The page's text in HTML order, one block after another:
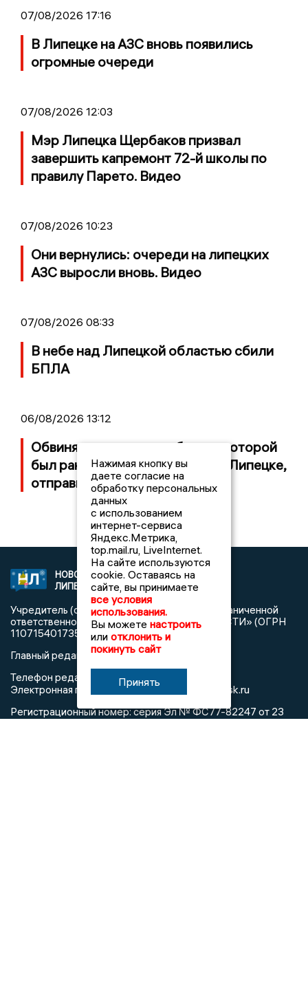
07/08/2026 17:16
В Липецке на АЗС вновь появились
огромные очереди
07/08/2026 12:03
Мэр Липецка Щербаков призвал
завершить капремонт 72-й школы по
правилу Парето. Видео
07/08/2026 10:23
Они вернулись: очереди на липецких
АЗС выросли вновь. Видео
07/08/2026 08:33
В небе над Липецкой областью сбили
БПЛА
06/08/2026 13:12
Обвиняемого в стрельбе, при которой
был ранен 8-летний ребенок в Липецке,
отправили в СИЗО
НОВОСТИ
ЛИПЕЦКА
2021 © NEWSLIPETSK.RU | СИ
«Новости Липецка»
Учредитель (соучредители): Общество с ограниченной
ответственностью «РЕГИОНАЛЬНЫЕ НОВОСТИ» (ОГРН
1107154017354)
Главный редактор: Герцог Е.Г.
Телефон редакции: +7 903 699 9427
Электронная почта редакции:info@newslipetsk.ru
Регистрационный номер: серия Эл № ФС77-82247 от 23
ноября 2021 г. согласно выписке из реестра
Нажимая кнопку вы
даете согласие на
обработку персональных
данных
с использованием
интернет-сервиса
Яндекс.Метрика,
top.mail.ru, LiveInternet.
На сайте используются
cookie. Оставаясь на
сайте, вы принимаете
все условия
использования.
Вы можете настроить
или отклонить и
покинуть сайт
Принять